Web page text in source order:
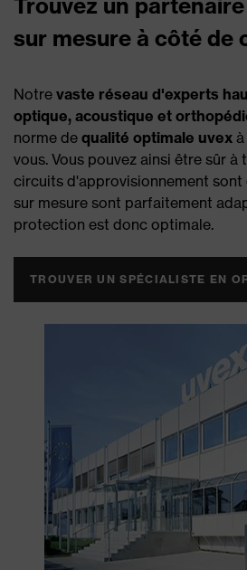
sur mesure à côté de
Notre vaste réseau d'experts
optique, acoustique et
norme de qualité optimale uvex
vous. Vous pouvez ainsi être sûr
circuits d'approvisionnement sont
sur mesure sont parfaitement
protection est donc optimale.
TROUVER UN SPÉCIALISTE EN